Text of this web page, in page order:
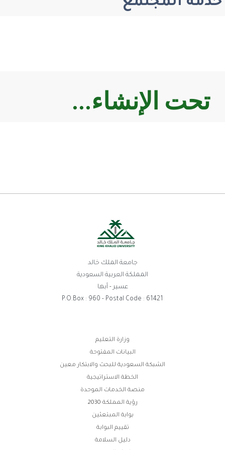
تحت الإنشاء...
جامعة الملك خالد
المملكة العربية السعودية
عسير - أبها
P.O.Box : 960 - Postal Code : 61421
وزارة التعليم
البيانات المفتوحة
الشبكة السعودية للبحث والابتكار معين
الخطة الاستراتيجية
منصة الخدمات الموحدة
رؤية المملكة 2030
بوابة المبتعثين
تقييم البوابة
دليل السلامة